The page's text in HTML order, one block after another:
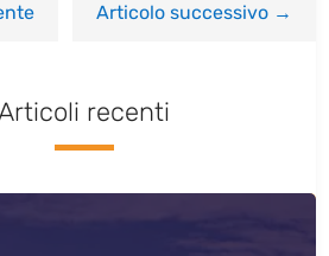
Articolo successivo→
recenti